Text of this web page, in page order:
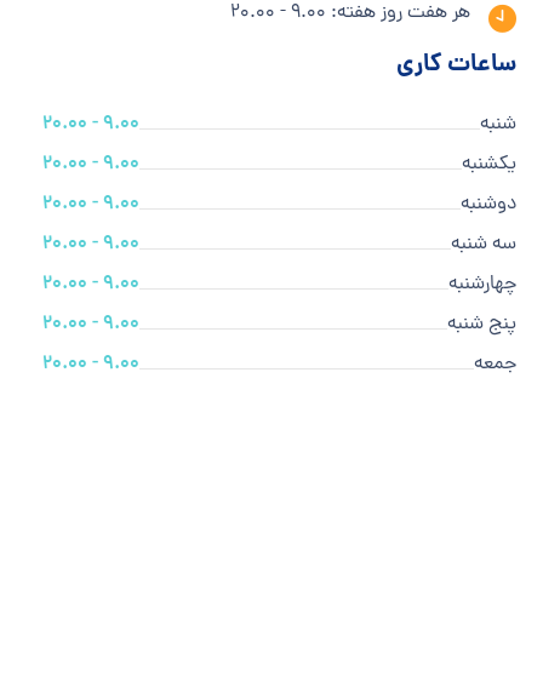
هر هفت روز هفته: 9.00 - 20.00
ساعات کاری
شنبه
9.00 - 20.00
یکشنبه
9.00 - 20.00
دوشنبه
9.00 - 20.00
سه شنبه
9.00 - 20.00
چهارشنبه
9.00 - 20.00
پنج شنبه
9.00 - 20.00
جمعه
9.00 - 20.00